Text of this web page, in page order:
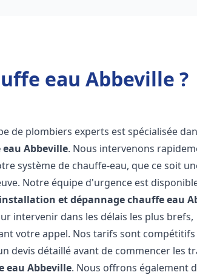
eau Abbeville ?
de plombiers experts est spécialisée
Abbeville. Nous intervenons
système de chauffe-eau, que ce soit
Notre équipe d'urgence est
installation et dépannage chauffe eau
intervenir dans les délais les plus brefs,
votre appel. Nos tarifs sont
devis détaillé avant de commencer les
eau Abbeville. Nous offrons également